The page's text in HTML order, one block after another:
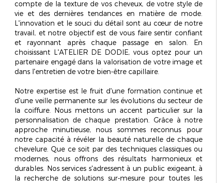
compte de la texture de vos cheveux, de votre style de
vie et des dernières tendances en matière de mode.
L'innovation et le souci du détail sont au cœur de notre
travail, et notre objectif est de vous faire sentir confiant
et rayonnant après chaque passage en salon. En
choisissant L'ATELIER DE DODIE, vous optez pour un
partenaire engagé dans la valorisation de votre image et
dans l'entretien de votre bien-être capillaire.
Notre expertise est le fruit d'une formation continue et
d'une veille permanente sur les évolutions du secteur de
la coiffure. Nous mettons un accent particulier sur la
personnalisation de chaque prestation. Grâce à notre
approche minutieuse, nous sommes reconnus pour
notre capacité à révéler la beauté naturelle de chaque
chevelure. Que ce soit par des techniques classiques ou
modernes, nous offrons des résultats harmonieux et
durables. Nos services s'adressent à un public exigeant, à
la recherche de solutions sur-mesure pour toutes les